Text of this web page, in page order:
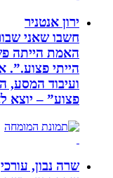
ירון אנטניר
חשבו שאני שבור.
האמת הייתה
הייתי פצוע.”.
ועיבוד המסע, הספר
פצוע” – יוצא לאור.
שרה נבון, עורכי